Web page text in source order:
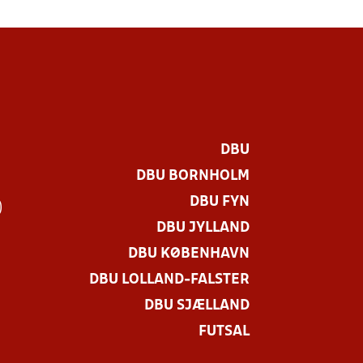
DBU
DBU BORNHOLM
DBU FYN
DBU JYLLAND
DBU KØBENHAVN
DBU LOLLAND-FALSTER
DBU SJÆLLAND
FUTSAL